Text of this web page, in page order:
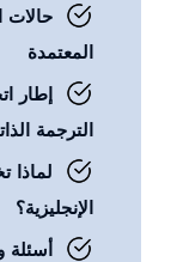
حالات
المعتمدة
إطار
الترجمة
لماذا
الإنجليزية؟
أسئلة